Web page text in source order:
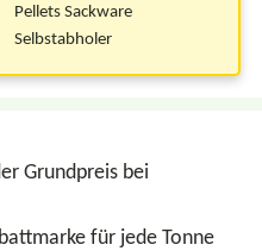
Pellets Sackware
Selbstabholer
Grundpreis bei
für jede Tonne